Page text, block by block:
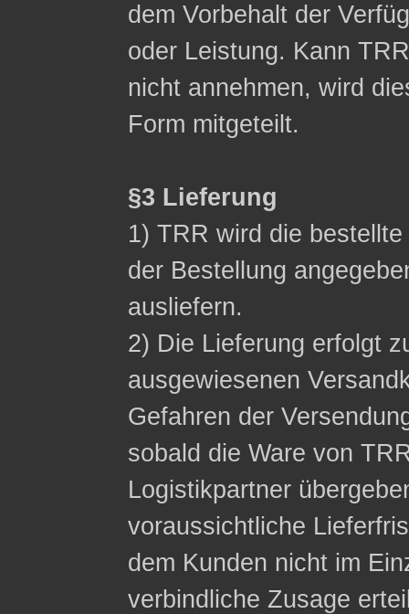
dem Vorbehalt der
oder Leistung. Kann
nicht annehmen, wird
Form mitgeteilt.
§3 Lieferung
1) TRR wird die
der Bestellung
ausliefern.
2) Die Lieferung erfolgt
ausgewiesenen
Gefahren der
sobald die Ware von
Logistikpartner
voraussichtliche
dem Kunden nicht im
verbindliche Zusage